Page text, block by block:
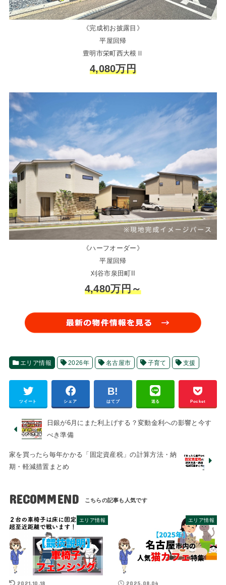
《完成初お披露目》
平屋回帰
豊明市栄町西大根Ⅱ
4,080万円
《ハーフオーダー》
平屋回帰
刈谷市泉田町II
4,480万円～
エリア情報 2026年 名古屋市 子育て 支援
ツイート シェア はてブ 送る Pocket
日銀が6月にまた利上げする？変動金利への影響と今す
べき準備
家を買ったら毎年かかる「固定資産税」の計算方法・納
期・軽減措置まとめ
RECOMMEND
エリア情報
2021.10.18
エリア情報
2025.08.04